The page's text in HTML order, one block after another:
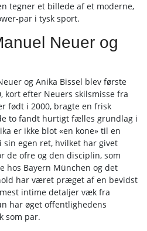
tegner et billede af et moderne,
par i tysk sport.
Neuer og
og Anika Bissel blev første
kort efter Neuers skilsmisse fra
født i 2000, bragte en frisk
to fandt hurtigt fælles grundlag i
er ikke blot «en kone» til en
egen ret, hvilket har givet
de ofre og den disciplin, som
hos Bayern München og det
har været præget af en bevidst
intime detaljer væk fra
har øget offentlighedens
som par.